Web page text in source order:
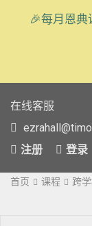
在线客服
注册
登录
首页 课程 跨
🎉每月恩典